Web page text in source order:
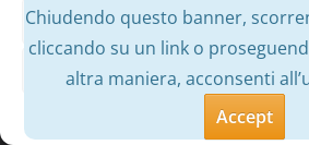
Nega
Visualizza le
Cookie Policy
Copyright © 2026Massimo Bessone.
di ThemeGrill.
Chiudendo questo banner,
cliccando su un link o
altra maniera, acconsenti
Accept